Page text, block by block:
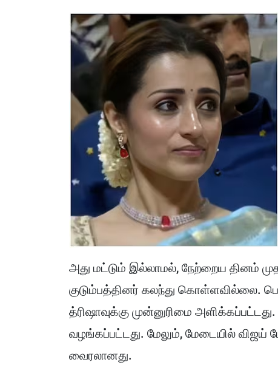
அது மட்டும் இல்லாமல், நேற்றைய தினம்
குடும்பத்தினர் கலந்து கொள்ளவில்லை.
த்ரிஷாவுக்கு முன்னுரிமை
வழங்கப்பட்டது. மேலும், மேடையில் விஜய்
வைரலானது.